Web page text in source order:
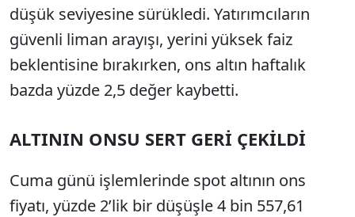
düşük seviyesine sürükledi. Yatırımcıların
güvenli liman arayışı, yerini yüksek faiz
beklentisine bırakırken, ons altın haftalık
bazda yüzde 2,5 değer kaybetti.
ALTININ ONSU SERT GERİ ÇEKİLDİ
Cuma günü işlemlerinde spot altının ons
fiyatı, yüzde 2’lik bir düşüşle 4 bin 557,61